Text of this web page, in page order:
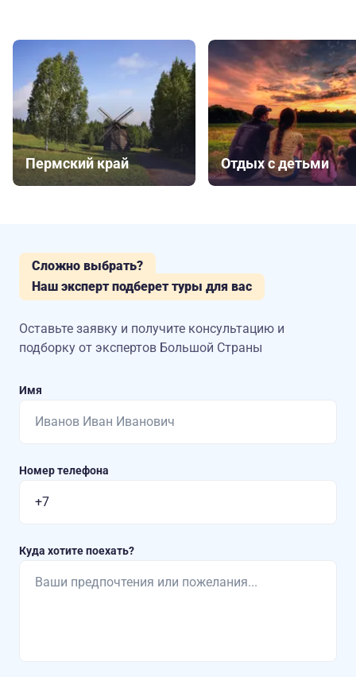
Пермский край Отдых с детьми
Сложно выбрать?
Наш эксперт подберет туры для вас
Оставьте заявку и получите консультацию и
подборку от экспертов Большой Страны
Имя
Номер телефона
Куда хотите поехать?